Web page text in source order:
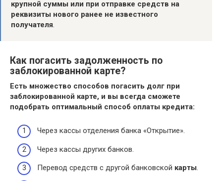
крупной суммы или при отправке средств на
реквизиты нового ранее не известного
получателя.
Как погасить задолженность по
заблокированной карте?
Есть множество способов погасить долг при
заблокированной карте, и вы всегда сможете
подобрать оптимальный способ оплаты кредита:
Через кассы отделения банка «Открытие».
Через кассы других банков.
Перевод средств с другой банковской карты.